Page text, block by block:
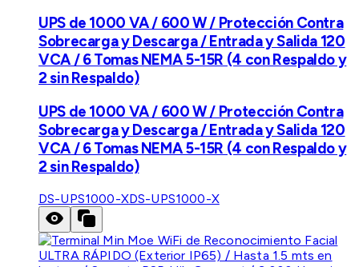
UPS de 1000 VA / 600 W / Protección Contra
Sobrecarga y Descarga / Entrada y Salida 120
VCA / 6 Tomas NEMA 5-15R (4 con Respaldo y
2 sin Respaldo)
UPS de 1000 VA / 600 W / Protección Contra
Sobrecarga y Descarga / Entrada y Salida 120
VCA / 6 Tomas NEMA 5-15R (4 con Respaldo y
2 sin Respaldo)
DS-UPS1000-XDS-UPS1000-X